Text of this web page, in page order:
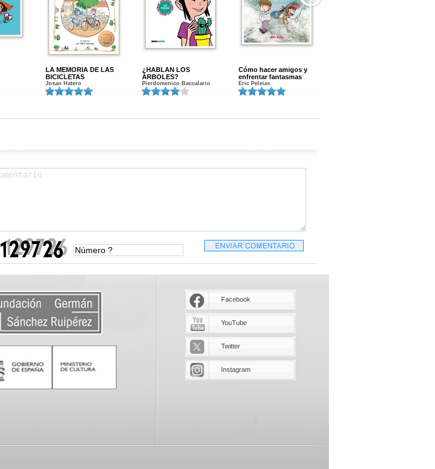
LA MEMORIA DE LAS
BICICLETAS
Josan Hatero
¿HABLAN LOS
ÁRBOLES?
Pierdomenico Baccalario
Cómo hacer amigos y
enfrentar fantasmas
Eric Peleias
Facebook
YouTube
Twitter
Instagram